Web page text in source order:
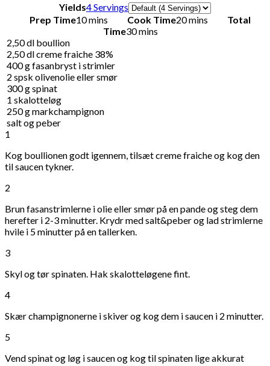
Yields4 ServingsServings
Prep Time10 mins Cook Time20 mins
Total
Time30 mins
2,50dl boullion
2,50dlcreme fraiche 38%
400gfasanbryst i strimler
2 spsk olivenolie eller smør
300gspinat
1 skalotteløg
250gmarkchampignon
salt og peber
1
Kog boullionen godt igennem, tilsæt creme fraiche og kog den
til saucen tykner.
2
Brun fasanstrimlerne i olie eller smør på en pande og steg dem
herefter i 2-3 minutter. Krydr med salt&peber og lad strimlerne
hvile i 5 minutter på en tallerken.
3
Skyl og tør spinaten. Hak skalotteløgene fint.
4
Skær champignonerne i skiver og kog dem i saucen i 2 minutter.
5
Vend spinat og løg i saucen og kog til spinaten lige akkurat